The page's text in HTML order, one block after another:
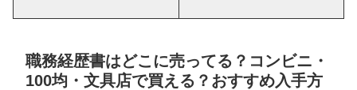
職務経歴書はどこに売ってる？コンビニ・
100均・文具店で買える？おすすめ入手方